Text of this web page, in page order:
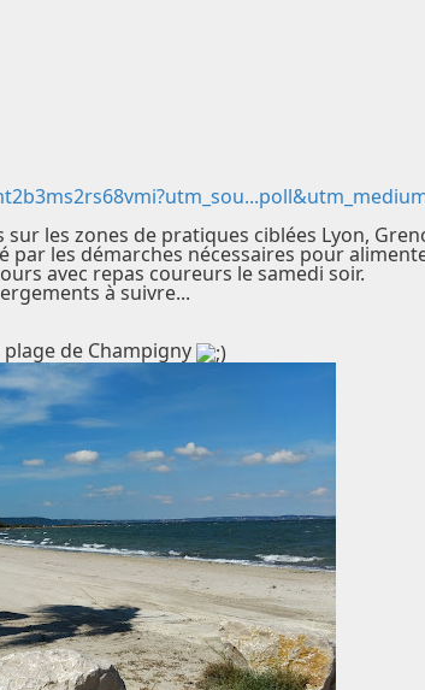
les zones de pratiques ciblées Lyon,
par les démarches nécessaires pour
avec repas coureurs le samedi soir.
à suivre...
de Champigny